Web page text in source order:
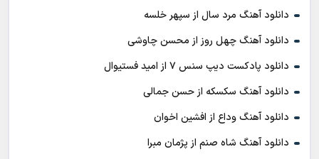
دانلود آهنگ مرد سال از سپهر خلسه
دانلود آهنگ چهل روز از محسن چاوشی
دانلود پادکست ديپ سنس ۷ از اميد فستيوال
دانلود آهنگ سکسکه از حسن جمالی
دانلود آهنگ وداع از افشين اخوان
دانلود آهنگ شاه صنم از پژمان مبرا